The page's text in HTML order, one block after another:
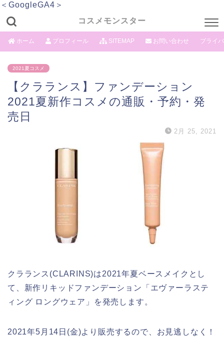
＜GoogleGA4＞
コスメモンスター
ホーム プロフィール SITEMAP お問い合わせ プライ
2021夏コスメ
【クラランス】ファンデーション
2021夏新作コスメの通販・予約・発
売日
2月 25, 2021
クラランス(CLARINS)は2021年夏ベースメイクとし
て、新作リキッドファンデーション「エヴァーラステ
ィング ロングウェア」を発売します。
2021年5月14日(金)より販売するので、お見逃しなく！